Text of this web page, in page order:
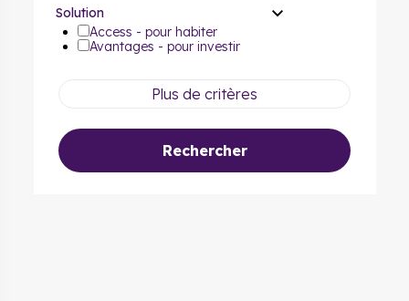
Solution
Access - pour habiter
Avantages - pour investir
Plus de critères
Rechercher